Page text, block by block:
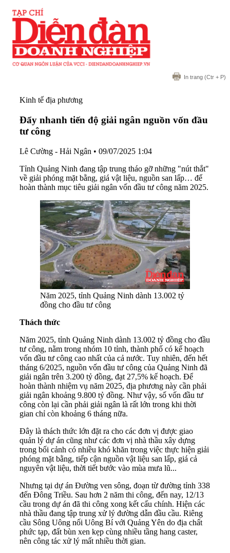
In trang (Ctr + P)
Kinh tế địa phương
Đẩy nhanh tiến độ giải ngân nguồn vốn đầu
tư công
Lê Cường - Hải Ngân • 09/07/2025 1:04
Tỉnh Quảng Ninh đang tập trung tháo gỡ những "nút thắt"
về giải phóng mặt bằng, giá vật liệu, nguồn san lấp… để
hoàn thành mục tiêu giải ngân vốn đầu tư công năm 2025.
Năm 2025, tỉnh Quảng Ninh dành 13.002 tỷ
đồng cho đầu tư công
Thách thức
Năm 2025, tỉnh Quảng Ninh dành 13.002 tỷ đồng cho đầu
tư công, nằm trong nhóm 10 tỉnh, thành phố có kế hoạch
vốn đầu tư công cao nhất của cả nước. Tuy nhiên, đến hết
tháng 6/2025, nguồn vốn đầu tư công của Quảng Ninh đã
giải ngân trên 3.200 tỷ đồng, đạt 27,5% kế hoạch. Để
hoàn thành nhiệm vụ năm 2025, địa phương này cần phải
giải ngân khoảng 9.800 tỷ đồng. Như vậy, số vốn đầu tư
công còn lại cần phải giải ngân là rất lớn trong khi thời
gian chỉ còn khoảng 6 tháng nữa.
Đây là thách thức lớn đặt ra cho các đơn vị được giao
quản lý dự án cũng như các đơn vị nhà thầu xây dựng
trong bối cảnh có nhiều khó khăn trong việc thực hiện giải
phóng mặt bằng, tiếp cận nguồn vật liệu san lấp, giá cả
nguyên vật liệu, thời tiết bước vào mùa mưa lũ...
Nhưng tại dự án Đường ven sông, đoạn từ đường tỉnh 338
đến Đông Triều. Sau hơn 2 năm thi công, đến nay, 12/13
cầu trong dự án đã thi công xong kết cấu chính. Hiện các
nhà thầu đang tập trung xử lý đường dẫn đầu cầu. Riêng
cầu Sông Uông nối Uông Bí với Quảng Yên do địa chất
phức tạp, đất bùn xen kẹp cùng nhiều tầng hang caster,
nên công tác xử lý mất nhiều thời gian.